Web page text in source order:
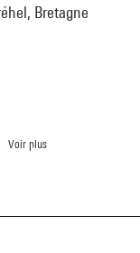
Bretagne
Voir plus